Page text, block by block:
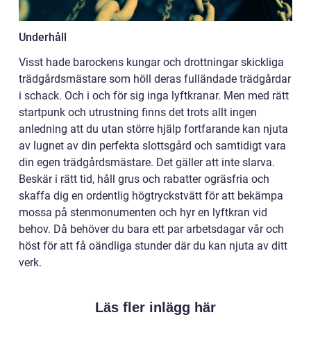
Underhåll
Visst hade barockens kungar och drottningar skickliga
trädgårdsmästare som höll deras fulländade trädgårdar
i schack. Och i och för sig inga lyftkranar. Men med rätt
startpunk och utrustning finns det trots allt ingen
anledning att du utan större hjälp fortfarande kan njuta
av lugnet av din perfekta slottsgård och samtidigt vara
din egen trädgårdsmästare. Det gäller att inte slarva.
Beskär i rätt tid, håll grus och rabatter ogräsfria och
skaffa dig en ordentlig högtryckstvätt för att bekämpa
mossa på stenmonumenten och hyr en lyftkran vid
behov. Då behöver du bara ett par arbetsdagar vår och
höst för att få oändliga stunder där du kan njuta av ditt
verk.
Läs fler inlägg här